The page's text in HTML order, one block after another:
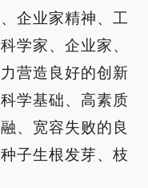
企业家精神、工
学家、企业家、
营造良好的创新
学基础、高素质
、宽容失败的良
子生根发芽、枝